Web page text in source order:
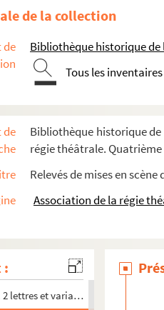
de la collection
de
Bibliothèque historique de
Tous les inventaires
de
Bibliothèque historique de
régie théâtrale. Quatrième
Relevés de mises en
Association de la régie
:
Delard. La rivale : pièce en 4
de l'homme : pièce en 3 actes.
de perles : comédie en 3 actes.
: pièce en 4 actes. 1900
Relevé de mise en scène. 1. Mise
Liste des meubles. Liste des
de mise en scène. 5
de mise en scène. 6
lettres et variantes de texte